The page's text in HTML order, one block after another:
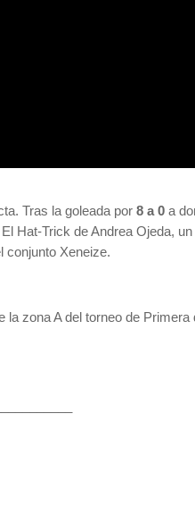
Tras la goleada por 8 a 0 a
Hat-Trick de Andrea Ojeda,
conjunto Xeneize.
la zona A del torneo de